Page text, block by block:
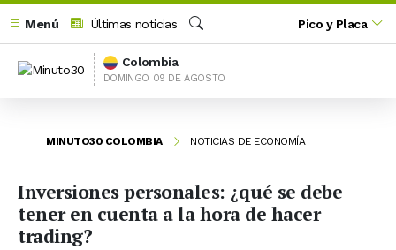
Menú
Últimas noticias
Buscar
Pico y Placa
Colombia
DOMINGO 09 DE AGOSTO
MINUTO30 COLOMBIA NOTICIAS DE ECONOMÍA
Inversiones personales: ¿qué se debe
tener en cuenta a la hora de hacer
trading?